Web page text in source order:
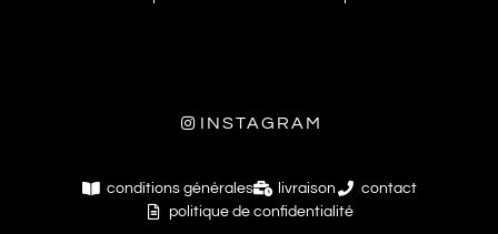
INSTAGRAM
conditions générales livraison
contact
politique de confidentialité